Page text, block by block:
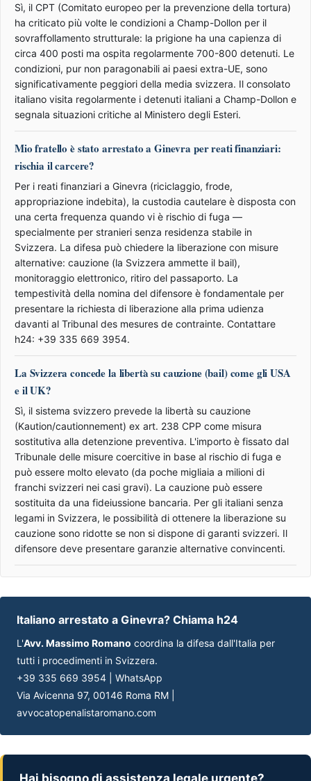
Sì, il CPT (Comitato europeo per la prevenzione della tortura)
ha criticato più volte le condizioni a Champ-Dollon per il
sovraffollamento strutturale: la prigione ha una capienza di
circa 400 posti ma ospita regolarmente 700-800 detenuti. Le
condizioni, pur non paragonabili ai paesi extra-UE, sono
significativamente peggiori della media svizzera. Il consolato
italiano visita regolarmente i detenuti italiani a Champ-Dollon e
segnala situazioni critiche al Ministero degli Esteri.
Mio fratello è stato arrestato a Ginevra per reati finanziari:
rischia il carcere?
Per i reati finanziari a Ginevra (riciclaggio, frode,
appropriazione indebita), la custodia cautelare è disposta con
una certa frequenza quando vi è rischio di fuga —
specialmente per stranieri senza residenza stabile in
Svizzera. La difesa può chiedere la liberazione con misure
alternative: cauzione (la Svizzera ammette il bail),
monitoraggio elettronico, ritiro del passaporto. La
tempestività della nomina del difensore è fondamentale per
presentare la richiesta di liberazione alla prima udienza
davanti al Tribunal des mesures de contrainte. Contattare
h24: +39 335 669 3954.
La Svizzera concede la libertà su cauzione (bail) come gli USA
e il UK?
Sì, il sistema svizzero prevede la libertà su cauzione
(Kaution/cautionnement) ex art. 238 CPP come misura
sostitutiva alla detenzione preventiva. L'importo è fissato dal
Tribunale delle misure coercitive in base al rischio di fuga e
può essere molto elevato (da poche migliaia a milioni di
franchi svizzeri nei casi gravi). La cauzione può essere
sostituita da una fideiussione bancaria. Per gli italiani senza
legami in Svizzera, le possibilità di ottenere la liberazione su
cauzione sono ridotte se non si dispone di garanti svizzeri. Il
difensore deve presentare garanzie alternative convincenti.
Italiano arrestato a Ginevra? Chiama h24
L'Avv. Massimo Romano coordina la difesa dall'Italia per
tutti i procedimenti in Svizzera.
+39 335 669 3954 | WhatsApp
Via Avicenna 97, 00146 Roma RM |
avvocatopenalistaromano.com
Hai bisogno di assistenza legale urgente?